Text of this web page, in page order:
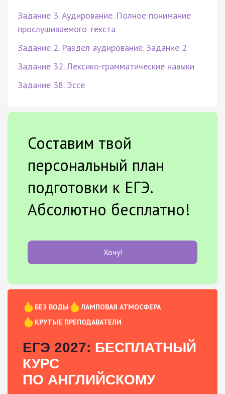
Задание 3. Аудирование. Полное понимание
прослушиваемого текста
Задание 2. Раздел аудирование. Задание 2
Задание 32. Лексико-грамматические навыки
Задание 38. Эссе
Составим твой
персональный план
подготовки к ЕГЭ.
Абсолютно бесплатно!
Хочу!
БЕЗ ВОДЫ
ЛАМПОВАЯ АТМОСФЕРА
КРУТЫЕ ПРЕПОДАВАТЕЛИ
ЕГЭ 2027: БЕСПЛАТНЫЙ
КУРС
ПО АНГЛИЙСКОМУ